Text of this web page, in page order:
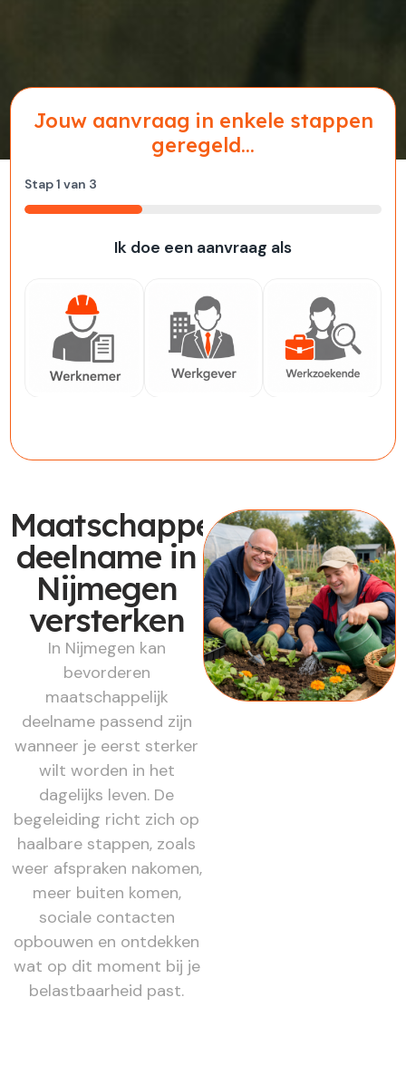
Jouw aanvraag in enkele stappen
geregeld...
Stap1 van 3
33%
Ik doe een aanvraag als
Maatschappelijke
deelname in
Nijmegen
versterken
In Nijmegen kan
bevorderen
maatschappelijk
deelname passend zijn
wanneer je eerst sterker
wilt worden in het
dagelijks leven. De
begeleiding richt zich op
haalbare stappen, zoals
weer afspraken nakomen,
meer buiten komen,
sociale contacten
opbouwen en ontdekken
wat op dit moment bij je
belastbaarheid past.